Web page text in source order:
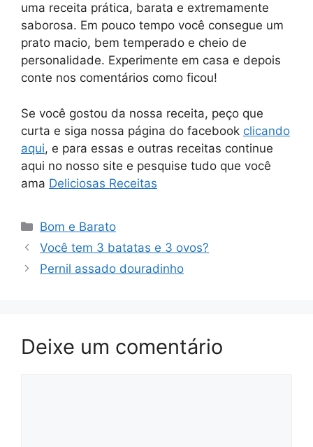
uma receita prática, barata e extremamente
saborosa. Em pouco tempo você consegue um
prato macio, bem temperado e cheio de
personalidade. Experimente em casa e depois
conte nos comentários como ficou!
Se você gostou da nossa receita, peço que
curta e siga nossa página do facebook clicando
aqui, e para essas e outras receitas continue
aqui no nosso site e pesquise tudo que você
ama Deliciosas Receitas
Categorias
Bom e Barato
Você tem 3 batatas e 3 ovos?
Pernil assado douradinho
Deixe um comentário